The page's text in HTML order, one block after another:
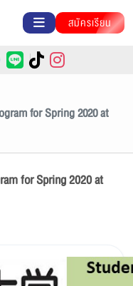
สมัครเรียน
for Spring 2020 at
for Spring 2020 at